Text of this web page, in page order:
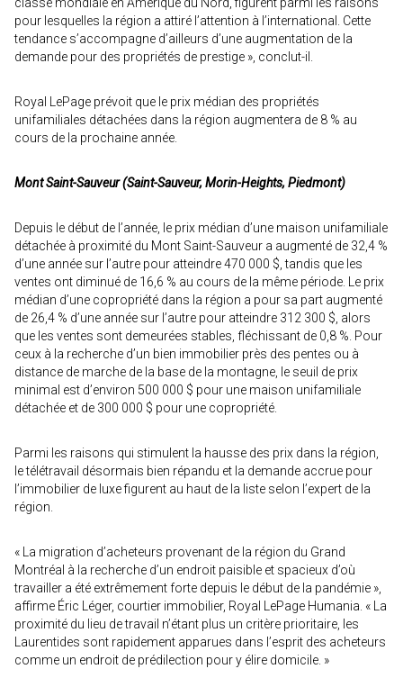
pour lesquelles la région a attiré l’attention à l’international. Cette
tendance s’accompagne d’ailleurs d’une augmentation de la
demande pour des propriétés de prestige », conclut-il.
Royal LePage prévoit que le prix médian des propriétés
unifamiliales détachées dans la région augmentera de 8 % au
cours de la prochaine année.
Mont Saint-Sauveur (Saint-Sauveur, Morin-Heights, Piedmont)
Depuis le début de l’année, le prix médian d’une maison unifamiliale
détachée à proximité du Mont Saint-Sauveur a augmenté de 32,4 %
d’une année sur l’autre pour atteindre 470 000 $, tandis que les
ventes ont diminué de 16,6 % au cours de la même période. Le prix
médian d’une copropriété dans la région a pour sa part augmenté
de 26,4 % d’une année sur l’autre pour atteindre 312 300 $, alors
que les ventes sont demeurées stables, fléchissant de 0,8 %. Pour
ceux à la recherche d’un bien immobilier près des pentes ou à
distance de marche de la base de la montagne, le seuil de prix
minimal est d’environ 500 000 $ pour une maison unifamiliale
détachée et de 300 000 $ pour une copropriété.
Parmi les raisons qui stimulent la hausse des prix dans la région,
le télétravail désormais bien répandu et la demande accrue pour
l’immobilier de luxe figurent au haut de la liste selon l’expert de la
région.
« La migration d’acheteurs provenant de la région du Grand
Montréal à la recherche d’un endroit paisible et spacieux d’où
travailler a été extrêmement forte depuis le début de la pandémie »,
affirme Éric Léger, courtier immobilier, Royal LePage Humania. « La
proximité du lieu de travail n’étant plus un critère prioritaire, les
Laurentides sont rapidement apparues dans l’esprit des acheteurs
comme un endroit de prédilection pour y élire domicile. »